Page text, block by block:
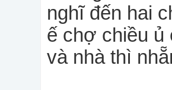
nghĩ đến hai
ế chợ chiều ủ
và nhà thì